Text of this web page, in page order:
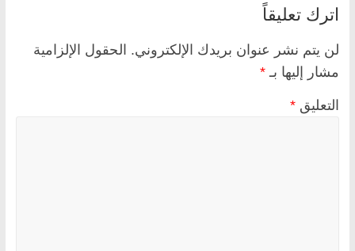
اترك تعليقاً
لن يتم نشر عنوان بريدك الإلكتروني. الحقول الإلزامية
مشار إليها بـ *
التعليق *